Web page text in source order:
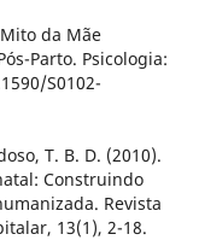
da Mãe
Parto. Psicologia:
S0102-
T. B. D. (2010).
Construindo
Revista
13(1), 2-18.